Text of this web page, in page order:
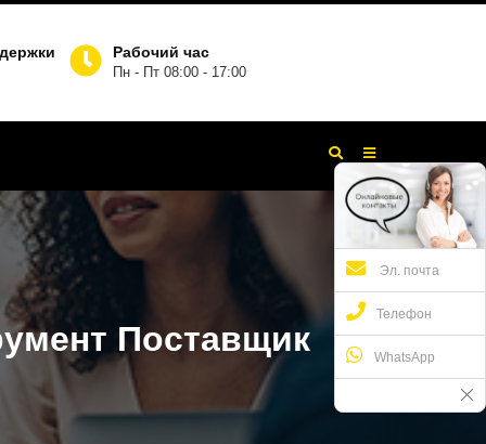
Рабочий час
Пн - Пт 08:00 - 17:00
Поставщик
Эл. почта
Телефон
WhatsApp